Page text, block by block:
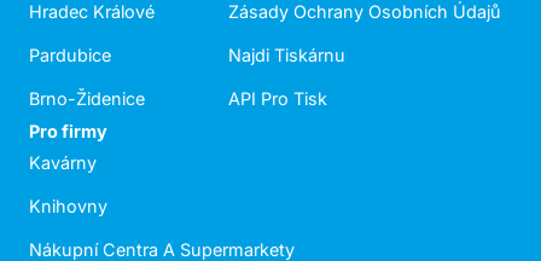
Hradec Králové
Pardubice
Brno-Židenice
Zásady Ochrany Osobních Údajů
Najdi Tiskárnu
API Pro Tisk
Pro firmy
Kavárny
Knihovny
Nákupní Centra A Supermarkety